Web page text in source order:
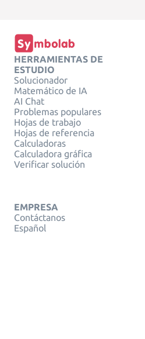
HERRAMIENTAS DE
ESTUDIO
Solucionador
Matemático de IA
AI Chat
Problemas populares
Hojas de trabajo
Hojas de referencia
Calculadoras
Calculadora gráfica
Verificar solución
EMPRESA
Contáctanos
Español